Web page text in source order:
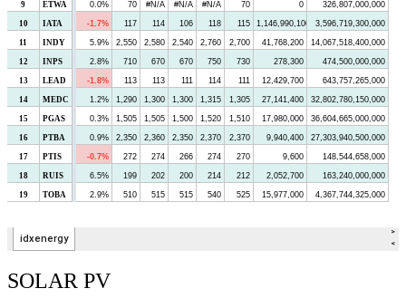
SOLAR PV